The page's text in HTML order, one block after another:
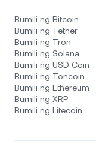
Bumili ng Bitcoin
Bumili ng Tether
Bumili ng Tron
Bumili ng Solana
Bumili ng USD Coin
Bumili ng Toncoin
Bumili ng Ethereum
Bumili ng XRP
Bumili ng Litecoin